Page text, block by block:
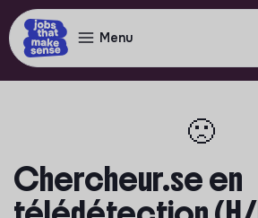
Menu
🙁
Chercheur.se en